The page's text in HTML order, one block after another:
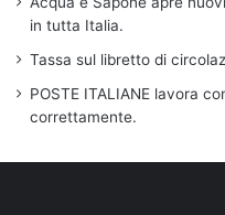
in tutta Italia.
Tassa sul libretto di
POSTE ITALIANE lavora
correttamente.